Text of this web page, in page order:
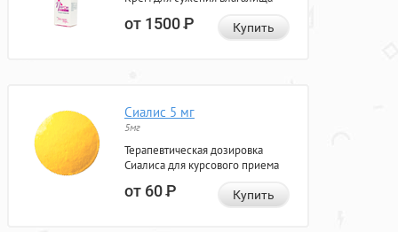
от 1500Р Купить
Сиалис 5 мг
5мг
Терапевтическая дозировка
Сиалиса для курсового приема
от 60Р Купить